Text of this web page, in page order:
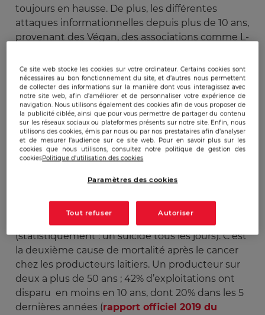
toujours en hausse. De plus, les différentes
attaques informationnelles depuis plus de 10 ans,
provenant des Végan, des associations comme L-
diététiciens d’ONG comme PETIA, les
mouvements environnementaux (prônant entre
autre le sans pesticide, le sans médicaments, la
protection de l’eau) engendrent une crise
profonde des producteurs de laits, une baisse du
moral de la profession quant à la viabilité et la
durabilité économique de leurs exploitations.
Le bilan de ce travail de sape est clair sur le plan
producteurs de lait 30 fois plus élevé par rapport
aux autres catégories professionnelles
(statistiquement : un suicide tous les jours). C’est
la deuxième cause de mortalité après le cancer
chez les producteurs laitiers. Un producteur sur
deux a plus de 50 ans ; 42% d’exploitations ont
disparu en moins en 10 ans, dont 20% dans les 5
dernières années (rapport officiel 2019 du
Ce site web stocke les cookies sur votre ordinateur. Certains cookies sont
nécessaires au bon fonctionnement du site, et d’autres nous permettent
de collecter des informations sur la manière dont vous interagissez avec
notre site web, afin d’améliorer et de personnaliser votre expérience de
navigation. Nous utilisons également des cookies afin de vous proposer de
la publicité ciblée, ainsi que pour vous permettre de partager du contenu
sur les réseaux sociaux ou plateformes présents sur notre site. Enfin, nous
utilisons des cookies, émis par nous ou par nos prestataires afin d’analyser
et de mesurer l’audience sur ce site web. Pour en savoir plus sur les
cookies que nous utilisons, consultez notre politique de gestion des
cookiesPolitique d'utilisation des cookies
Paramètres des cookies
Tout refuser Autoriser